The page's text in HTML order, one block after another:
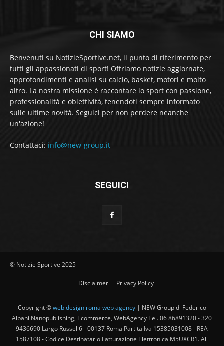
CHI SIAMO
Benvenuti su NotizieSportive.net, il punto di riferimento per
tutti gli appassionati di sport! Offriamo notizie aggiornate,
approfondimenti e analisi su calcio, basket, motori e molto
altro. La nostra missione è raccontare lo sport con passione,
professionalità e obiettività, tenendoti sempre informato
sulle ultime novità. Seguici per non perdere neanche
un'azione!
Contattaci: info@new-group.it
SEGUICI
© Notizie Sportive 2025
Disclaimer Privacy Policy
Copyright ©web design roma web agency| NEW Group di Federico
Albani Nanopublishing, Ecommerce, WebAgency Tel. 06 86891320 - 320
9436690 Largo Russel 6 - 00137 Roma Partita Iva 15385031008 - REA
1587108 - Codice Destinatario Fatturazione Elettronica M5UXCR1. All